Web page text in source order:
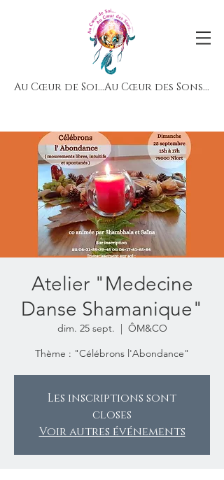
Au Cœur de Soi...Au Cœur des Sons...
Atelier "Medecine
Danse Shamanique"
dim. 25 sept.
  |
ÔM&CO
Thème : "Célébrons l'Abondance"
Les inscriptions sont
closes
Voir autres événements